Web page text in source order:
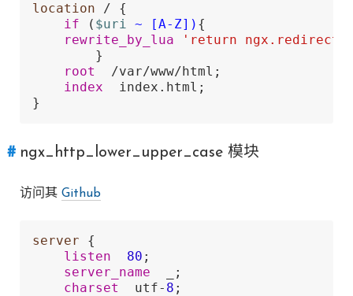
location / {
if ( $uri ~ [A-Z]) {
rewrite_by_lua
'return
        }
root
  /var/www/html;
index
  index.html;
}
ngx_http_lower_upper_case 模块
访问其 Github
server {
listen
80 ;
server_name
  _;
charset
  utf-
8 ;